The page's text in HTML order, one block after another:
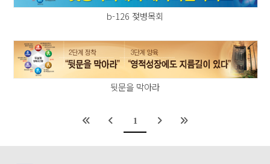
b-126 젖병목회
뒷문을 막아라
1